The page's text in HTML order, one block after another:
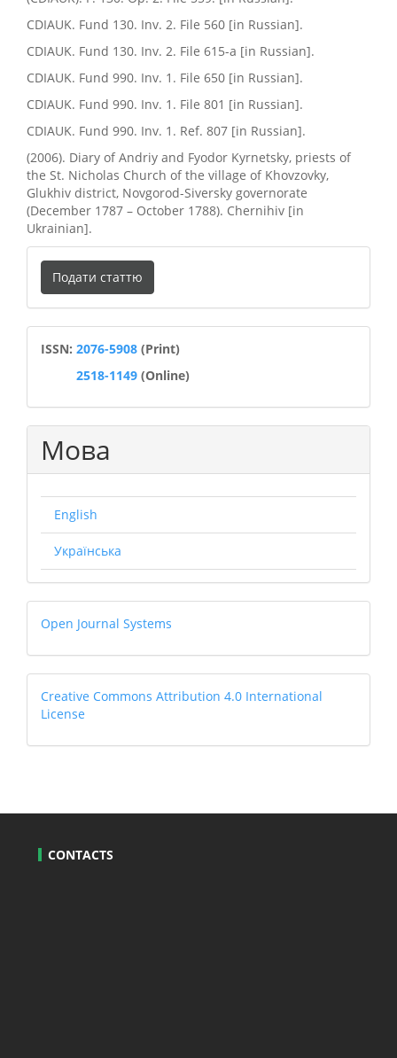
CDIAUK. Fund 130. Inv. 2. File 560 [in Russian].
CDIAUK. Fund 130. Inv. 2. File 615-a [in Russian].
CDIAUK. Fund 990. Inv. 1. File 650 [in Russian].
CDIAUK. Fund 990. Inv. 1. File 801 [in Russian].
CDIAUK. Fund 990. Inv. 1. Ref. 807 [in Russian].
(2006). Diary of Andriy and Fyodor Kyrnetsky, priests of
the St. Nicholas Church of the village of Khovzovky,
Glukhiv district, Novgorod-Siversky governorate
(December 1787 – October 1788). Chernihiv [in
Ukrainian].
Подати
статтю
Подати статтю
ISSN
ISSN: 2076-5908 (Print)
2518-1149 (Online)
Мова
English
Українська
Open
Journal
Systems
Open Journal Systems
Creative
Creative Commons Attribution 4.0 International
License
CONTACTS